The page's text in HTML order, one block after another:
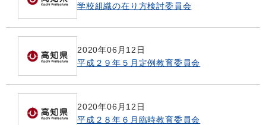
学校組織の在り方検討委員会
2020年06月12日
平成２９年５月定例教育委員会
2020年06月12日
平成２８年６月臨時教育委員会